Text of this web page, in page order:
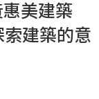
美建築
建築的意